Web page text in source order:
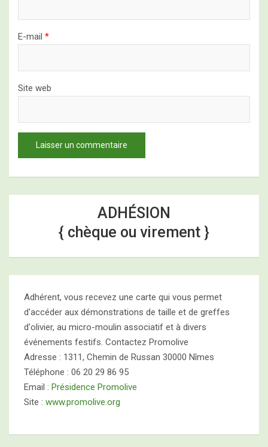
E-mail *
Site web
ADHÉSION
{ chèque ou virement }
Adhérent, vous recevez une carte qui vous permet
d'accéder aux démonstrations de taille et de greffes
d'olivier, au micro-moulin associatif et à divers
événements festifs. Contactez Promolive
Adresse : 1311, Chemin de Russan 30000 Nîmes
Téléphone : 06 20 29 86 95
Email : Présidence Promolive
Site : www.promolive.org